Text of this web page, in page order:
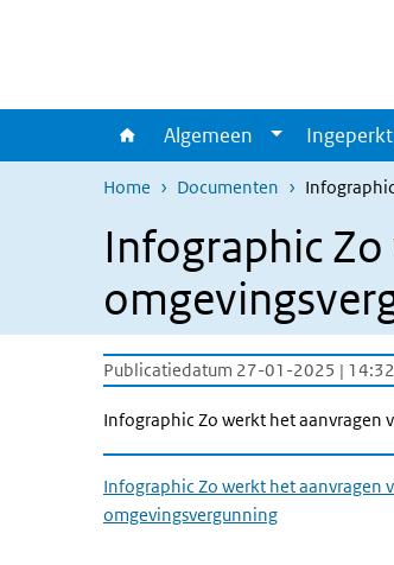
Algemeen
Home Documenten
Infographic
Publicatiedatum 27-01-2025 | 14:32
Infographic Zo werkt het aanvragen
Infographic Zo werkt het aanvragen
omgevingsvergunning